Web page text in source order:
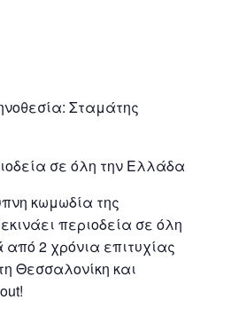
Σταμάτης
σε όλη την Ελλάδα
κωμωδία της
περιοδεία σε όλη
2 χρόνια επιτυχίας
Θεσσαλονίκη και